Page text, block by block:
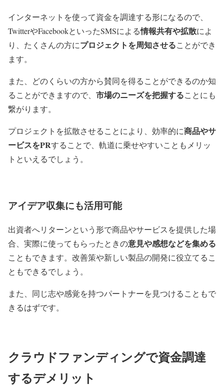
インターネットを使って資金を調達する形になるので、
TwitterやFacebookといったSMSによる情報共有や拡散によ
り、たくさんの方にプロジェクトを周知させることができ
ます。
また、どのくらいの方から賛同を得ることができるのか知
ることができますので、 市場のニーズを把握することにも
繋がります。
プロジェクトを拡散させることにより、効率的に商品やサ
ービスをPRすることで、軌道に乗せやすいこともメリッ
トといえるでしょう。
アイデア収集にも活用可能
出資者へリターンという形で商品やサービスを提供した場
合、実際に使ってもらったときの意見や感想などを集める
こともできます。改善策や新しい製品の開発に役立てるこ
ともできるでしょう。
また、同じ志や感覚を持つパートナーを見つけることもで
きるはずです。
クラウドファンディングで資金調達
するデメリット